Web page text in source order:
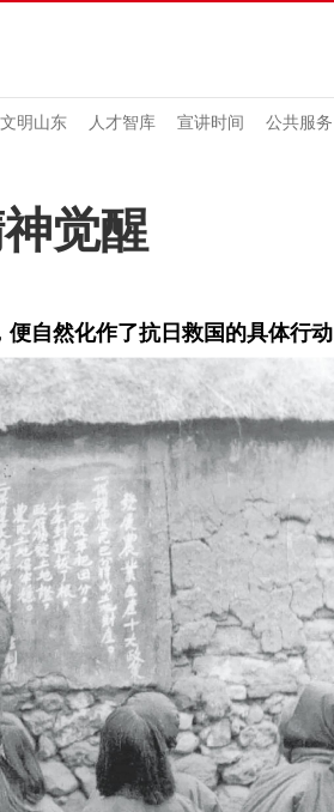
文明山东 人才智库 宣讲时间 公共服务
觉醒
自然化作了抗日救国的具体行动